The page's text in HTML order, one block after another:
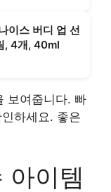
이스 버디 업 선
, 4개, 40ml
보여줍니다. 빠
하세요. 좋은
아이템